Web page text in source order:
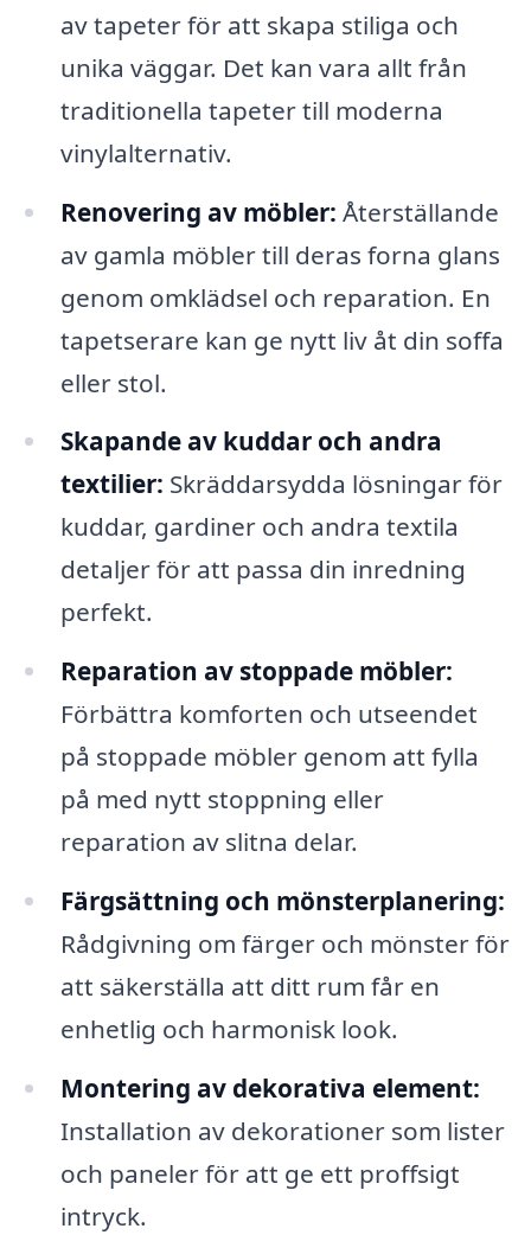
av tapeter för att skapa stiliga och
unika väggar. Det kan vara allt från
traditionella tapeter till moderna
vinylalternativ.
Renovering av möbler: Återställande
av gamla möbler till deras forna glans
genom omklädsel och reparation. En
tapetserare kan ge nytt liv åt din soffa
eller stol.
Skapande av kuddar och andra
textilier: Skräddarsydda lösningar för
kuddar, gardiner och andra textila
detaljer för att passa din inredning
perfekt.
Reparation av stoppade möbler:
Förbättra komforten och utseendet
på stoppade möbler genom att fylla
på med nytt stoppning eller
reparation av slitna delar.
Färgsättning och mönsterplanering:
Rådgivning om färger och mönster för
att säkerställa att ditt rum får en
enhetlig och harmonisk look.
Montering av dekorativa element:
Installation av dekorationer som lister
och paneler för att ge ett proffsigt
intryck.